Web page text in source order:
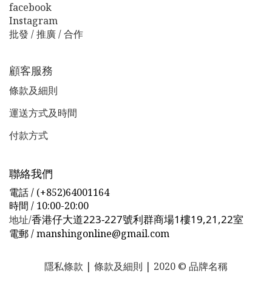
facebook
Instagram
批發 / 推廣 / 合作
顧客服務
條款及細則
運送方式及時間
付款方式
聯絡我們
電話 / (+852)64001164
時間 / 10:00-20:00
地址/香港仔大道223-227號利群商場1樓19,21,22室
電郵/ manshingonline@gmail.com
隱私條款 | 條款及細則 | 2020 © 品牌名稱